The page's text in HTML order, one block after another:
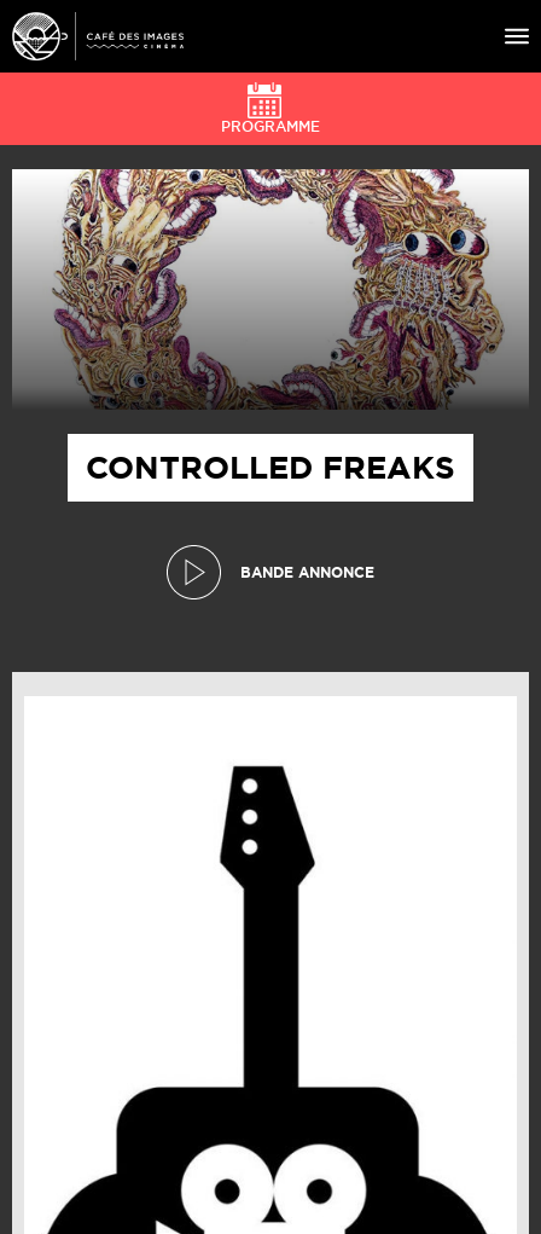
À L’AFFICHE
ÉVÉNEMENTS
CAFÉ DU CINÉ
ÉDUCATION AUX IMAGES
CONTROLLED FREAKS
BANDE ANNONCE
PROGRAMME